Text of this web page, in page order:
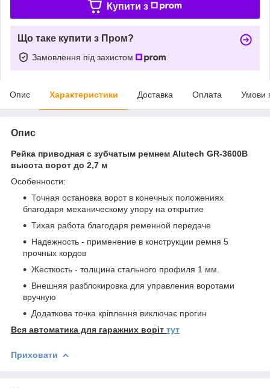
Купити з
Що таке купити з Пром?
Замовлення під захистом
Опис Характеристики Доставка Оплата Умови
Опис
Рейка приводная с зубчатым ремнем Alutech GR-3600B
высота ворот до 2,7 м
Особенности:
Точная остановка ворот в конечных положениях
благодаря механическому упору на открытие
Тихая работа благодаря ременной передаче
Надежность - применение в конструкции ремня 5
прочных кордов
Жесткость - толщина стального профиля 1 мм.
Внешняя разблокировка для управления воротами
вручную
Додаткова точка кріплення виключає прогин
Вся автоматика для гаражних воріт тут
Приховати